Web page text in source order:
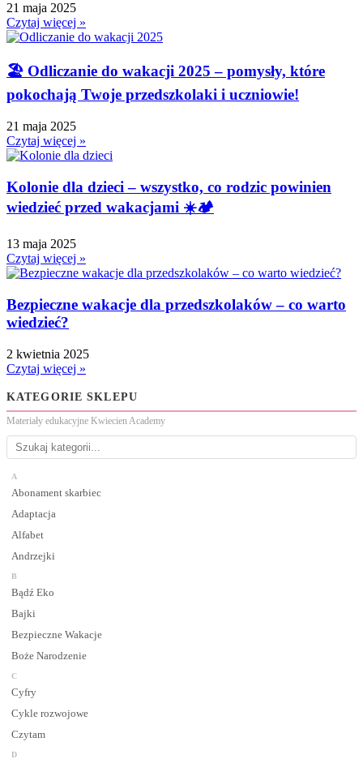
21 maja 2025
Czytaj więcej »
🏖️ Odliczanie do wakacji 2025 – pomysły, które
pokochają Twoje przedszkolaki i uczniowie!
21 maja 2025
Czytaj więcej »
Kolonie dla dzieci – wszystko, co rodzic powinien
wiedzieć przed wakacjami ☀️🏕️
13 maja 2025
Czytaj więcej »
Bezpieczne wakacje dla przedszkolaków – co warto
wiedzieć?
2 kwietnia 2025
Czytaj więcej »
KATEGORIE SKLEPU
Materiały edukacyjne Kwiecien Academy
A
Abonament skarbiec
Adaptacja
Alfabet
Andrzejki
B
Bądź Eko
Bajki
Bezpieczne Wakacje
Boże Narodzenie
C
Cyfry
Cykle rozwojowe
Czytam
D